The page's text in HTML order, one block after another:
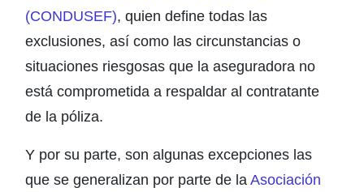
(CONDUSEF), quien define todas las
exclusiones, así como las circunstancias o
situaciones riesgosas que la aseguradora no
está comprometida a respaldar al contratante
de la póliza.
Y por su parte, son algunas excepciones las
que se generalizan por parte de la Asociación